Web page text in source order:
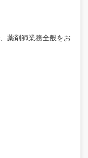
薬剤師業務全般をお